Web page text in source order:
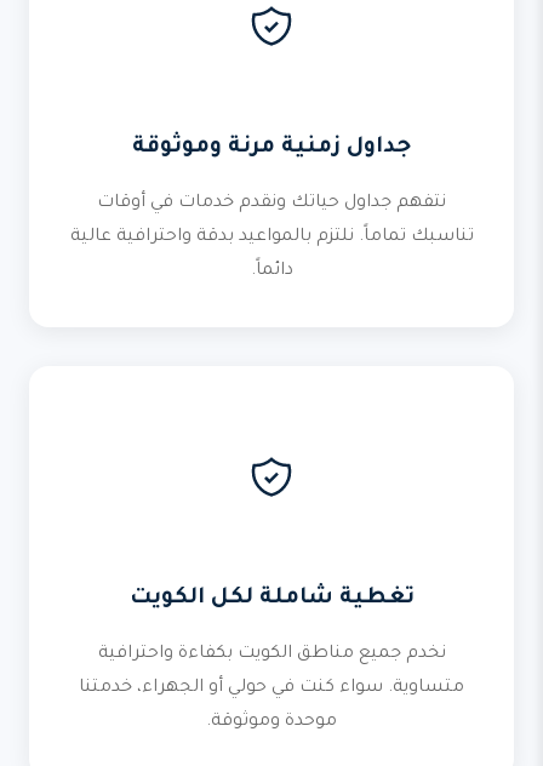
جداول زمنية مرنة وموثوقة
نتفهم جداول حياتك ونقدم خدمات في أوقات
تناسبك تماماً. نلتزم بالمواعيد بدقة واحترافية عالية
دائماً.
تغطية شاملة لكل الكويت
نخدم جميع مناطق الكويت بكفاءة واحترافية
متساوية. سواء كنت في حولي أو الجهراء، خدمتنا
موحدة وموثوقة.